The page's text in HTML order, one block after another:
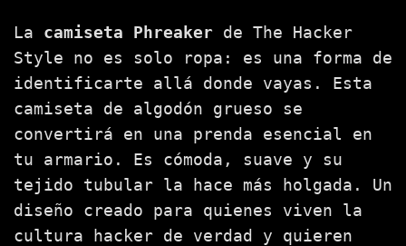
La camiseta Phreaker de The Hacker
Style no es solo ropa: es una forma de
identificarte allá donde vayas. Esta
camiseta de algodón grueso se
convertirá en una prenda esencial en
tu armario. Es cómoda, suave y su
tejido tubular la hace más holgada. Un
diseño creado para quienes viven la
cultura hacker de verdad y quieren